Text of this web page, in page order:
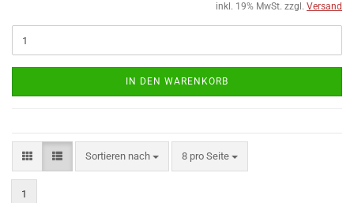
inkl. 19% MwSt. zzgl. Versand
IN DEN WARENKORB
Sortieren nach
Sortieren nach 8 pro Seite
pro Seite
1